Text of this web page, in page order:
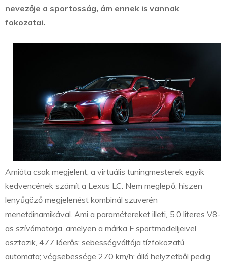
nevezője a sportosság, ám ennek is vannak
fokozatai.
Amióta csak megjelent, a virtuális tuningmesterek egyik
kedvencének számít a Lexus LC. Nem meglepő, hiszen
lenyűgöző megjelenést kombinál szuverén
menetdinamikával. Ami a paramétereket illeti, 5.0 literes V8-
as szívómotorja, amelyen a márka F sportmodelljeivel
osztozik, 477 lóerős; sebességváltója tízfokozatú
automata; végsebessége 270 km/h; álló helyzetből pedig